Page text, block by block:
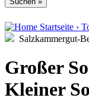
Startseite ›
Salzkammergut-
Großer
Kleiner